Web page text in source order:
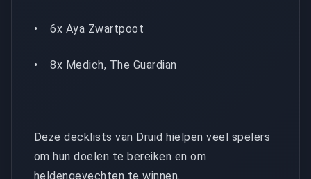
• 6x Aya Zwartpoot
• 8x Medich, The Guardian
Deze decklists van Druid hielpen veel spelers
om hun doelen te bereiken en om
heldengevechten te winnen.